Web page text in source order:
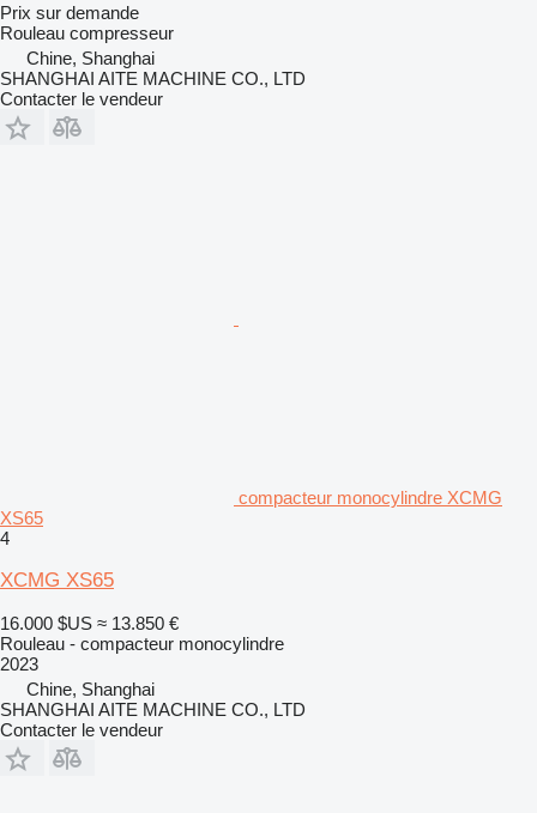
Prix sur demande
Rouleau compresseur
Chine, Shanghai
SHANGHAI AITE MACHINE CO., LTD
Contacter le vendeur
compacteur monocylindre XCMG
XS65
4
XCMG XS65
16.000 $US ≈ 13.850 €
Rouleau - compacteur monocylindre
2023
Chine, Shanghai
SHANGHAI AITE MACHINE CO., LTD
Contacter le vendeur